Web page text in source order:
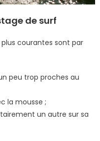
de surf
courantes sont par
peu trop proches au
la mousse ;
un autre sur sa